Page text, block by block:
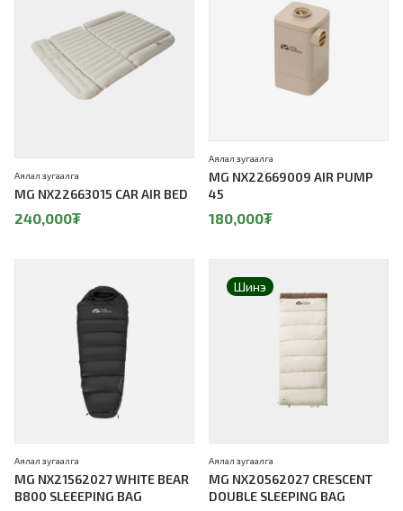
MG NX22663015 CAR AIR BED
Аялал зугаалга
240,000₮
MG NX22669009 AIR PUMP
45
Аялал зугаалга
180,000₮
MG NX21562027 WHITE BEAR
B800 SLEEEPING BAG
Аялал зугаалга
Шинэ
MG NX20562027 CRESCENT
DOUBLE SLEEPING BAG
Аялал зугаалга